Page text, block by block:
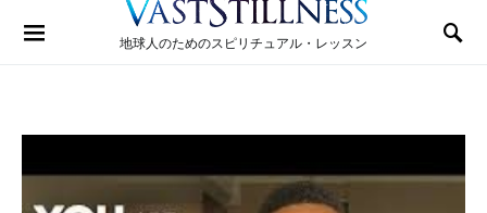
地球人のためのスピリチュアル・レッスン
Search for: